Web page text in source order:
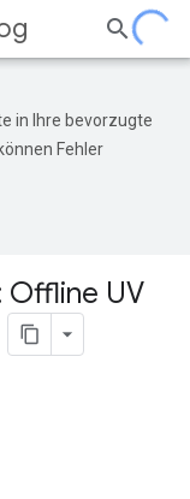
in Ihre bevorzugte
Fehler
Offline UV